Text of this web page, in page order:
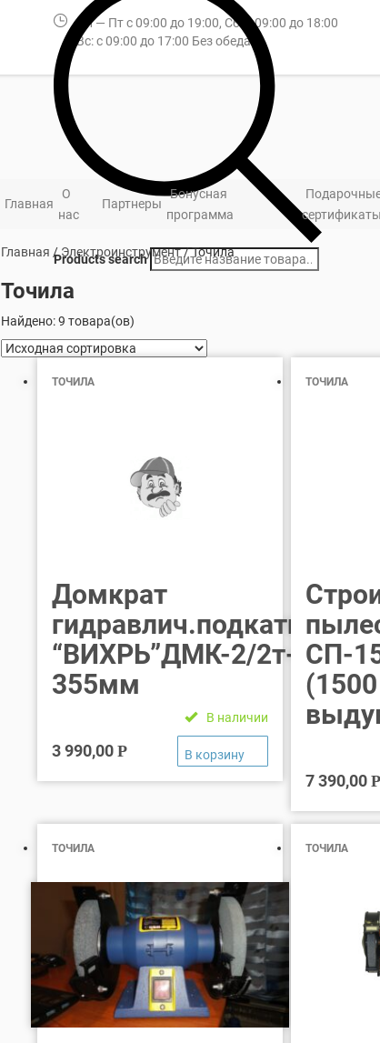
Пн — Пт с 09:00 до 19:00, Сб: с 09:00 до 18:00
Вс: с 09:00 до 17:00 Без обеда
Products search
Главная
О
нас
Партнеры
Бонусная
программа
сертификаты
Главная /Электроинструмент/ Точила
Точила
Найдено: 9 товара(ов)
ТОЧИЛА
Домкрат
гидравлич.подкатной
“ВИХРЬ”ДМК-2/2т-135-
355мм
В наличии
3 990,00 Р
ТОЧИЛА
СП-
7 390,00Р
ТОЧИЛА ТОЧИЛА